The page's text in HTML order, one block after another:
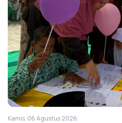
Kamis, 06 Agustus 2026